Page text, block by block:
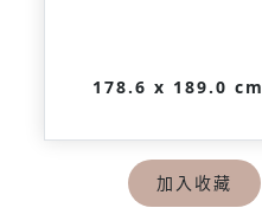
178.6 x 189.0 cm
加入收藏